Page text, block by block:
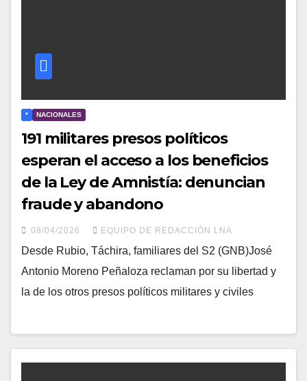
* NACIONALES
191 militares presos políticos
esperan el acceso a los beneficios
de la Ley de Amnistía: denuncian
fraude y abandono
08/04/2026 EQUIPO DE REDACCIÓN LNA
Desde Rubio, Táchira, familiares del S2 (GNB)José
Antonio Moreno Peñaloza reclaman por su libertad y
la de los otros presos políticos militares y civiles